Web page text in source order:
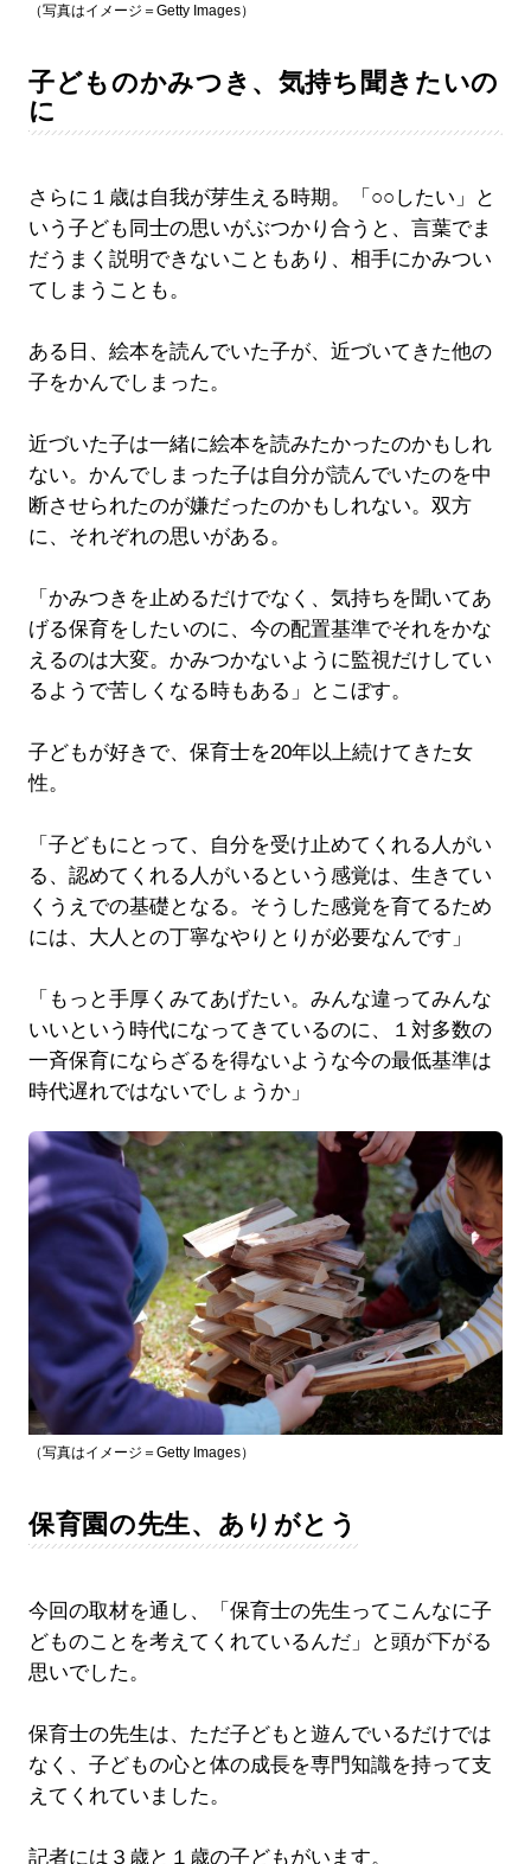
（写真はイメージ＝Getty Images）
子どものかみつき、気持ち聞きたいの
に
さらに１歳は自我が芽生える時期。「○○したい」と
いう子ども同士の思いがぶつかり合うと、言葉でま
だうまく説明できないこともあり、相手にかみつい
てしまうことも。
ある日、絵本を読んでいた子が、近づいてきた他の
子をかんでしまった。
近づいた子は一緒に絵本を読みたかったのかもしれ
ない。かんでしまった子は自分が読んでいたのを中
断させられたのが嫌だったのかもしれない。双方
に、それぞれの思いがある。
「かみつきを止めるだけでなく、気持ちを聞いてあ
げる保育をしたいのに、今の配置基準でそれをかな
えるのは大変。かみつかないように監視だけしてい
るようで苦しくなる時もある」とこぼす。
子どもが好きで、保育士を20年以上続けてきた女
性。
「子どもにとって、自分を受け止めてくれる人がい
る、認めてくれる人がいるという感覚は、生きてい
くうえでの基礎となる。そうした感覚を育てるため
には、大人との丁寧なやりとりが必要なんです」
「もっと手厚くみてあげたい。みんな違ってみんな
いいという時代になってきているのに、１対多数の
一斉保育にならざるを得ないような今の最低基準は
時代遅れではないでしょうか」
（写真はイメージ＝Getty Images）
保育園の先生、ありがとう
今回の取材を通し、「保育士の先生ってこんなに子
どものことを考えてくれているんだ」と頭が下がる
思いでした。
保育士の先生は、ただ子どもと遊んでいるだけでは
なく、子どもの心と体の成長を専門知識を持って支
えてくれていました。
記者には３歳と１歳の子どもがいます。